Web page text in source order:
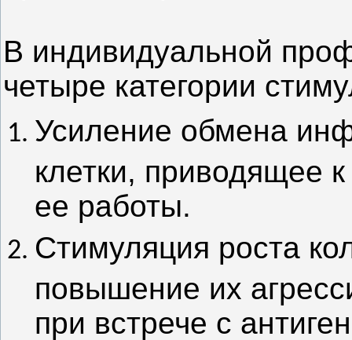
В индивидуальной
четыре категории
Усиление обмена
клетки, приводящее
ее работы.
Стимуляция роста
повышение их
при встрече с